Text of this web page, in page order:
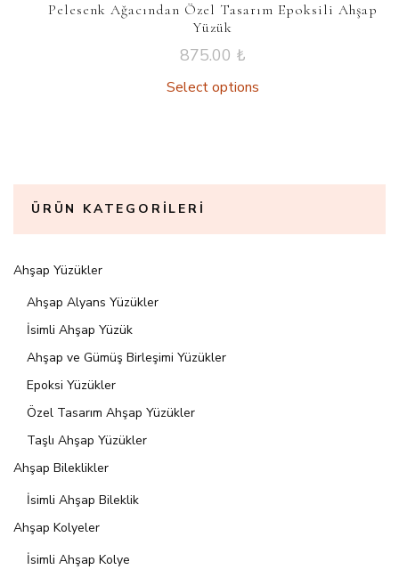
Pelesenk Ağacından Özel Tasarım Epoksili Ahşap
Yüzük
875.00 ₺
Select options
ÜRÜN KATEGORILERI
Ahşap Yüzükler
Ahşap Alyans Yüzükler
İsimli Ahşap Yüzük
Ahşap ve Gümüş Birleşimi Yüzükler
Epoksi Yüzükler
Özel Tasarım Ahşap Yüzükler
Taşlı Ahşap Yüzükler
Ahşap Bileklikler
İsimli Ahşap Bileklik
Ahşap Kolyeler
İsimli Ahşap Kolye